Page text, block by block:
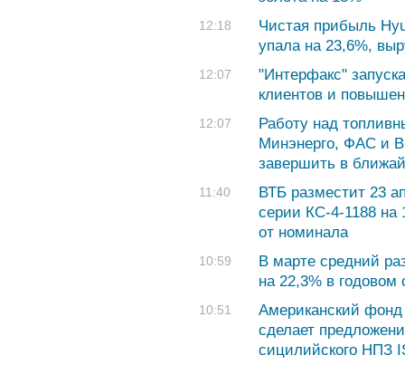
12:18
Чистая прибыль
упала на 23,6%,
12:07
"Интерфакс"
клиентов и
12:07
Работу над
Минэнерго, ФАС и
завершить в
11:40
ВТБ разместит 23
серии КС-4-1188 на
от номинала
10:59
В марте средний
на 22,3% в годовом
10:51
Американский
сделает
сицилийского НПЗ